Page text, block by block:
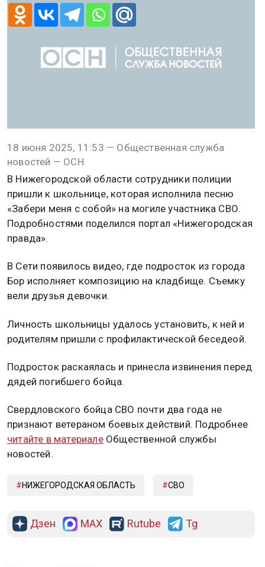
18 июня 2025, 11:53 — Общественная служба
новостей — ОСН
В Нижегородской области сотрудники полиции
пришли к школьнице, которая исполнила песню
«Забери меня с собой» на могиле участника СВО.
Подробностями поделился портал «Нижегородская
правда».
В Сети появилось видео, где подросток из города
Бор исполняет композицию на кладбище. Съемку
вели друзья девочки.
Личность школьницы удалось установить, к ней и
родителям пришли с профилактической беседеой.
Подросток раскаялась и принесла извинения перед
дядей погибшего бойца.
Свердловского бойца СВО почти два года не
признают ветераном боевых действий. Подробнее
читайте в материалеОбщественной службы
новостей.
НИЖЕГОРОДСКАЯ ОБЛАСТЬ СВО
Дзен MAX Rutube Tg